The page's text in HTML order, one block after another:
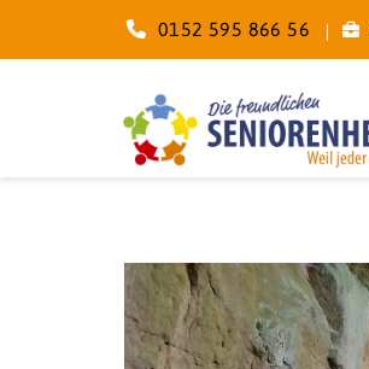
0152 595 866 56